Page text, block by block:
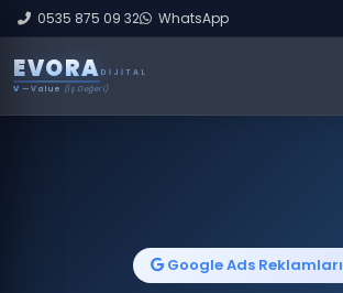
0535 875 09 32 WhatsApp
EVORA DIJITAL
V — Value (İş Değeri)
Google Ads Reklamları